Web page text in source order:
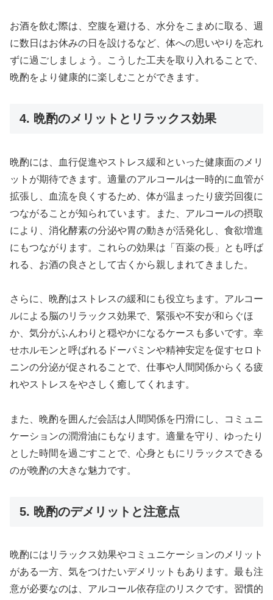
お酒を飲む際は、空腹を避ける、水分をこまめに取る、週
に数日はお休みの日を設けるなど、体への思いやりを忘れ
ずに過ごしましょう。こうした工夫を取り入れることで、
晩酌をより健康的に楽しむことができます。
4. 晩酌のメリットとリラックス効果
晩酌には、血行促進やストレス緩和といった健康面のメリ
ットが期待できます。適量のアルコールは一時的に血管が
拡張し、血流を良くするため、体が温まったり疲労回復に
つながることが知られています。また、アルコールの摂取
により、消化酵素の分泌や胃の動きが活発化し、食欲増進
にもつながります。これらの効果は「百薬の長」とも呼ば
れる、お酒の良さとして古くから親しまれてきました。
さらに、晩酌はストレスの緩和にも役立ちます。アルコー
ルによる脳のリラックス効果で、緊張や不安が和らぐほ
か、気分がふんわりと穏やかになるケースも多いです。幸
せホルモンと呼ばれるドーパミンや精神安定を促すセロト
ニンの分泌が促されることで、仕事や人間関係からくる疲
れやストレスをやさしく癒してくれます。
また、晩酌を囲んだ会話は人間関係を円滑にし、コミュニ
ケーションの潤滑油にもなります。適量を守り、ゆったり
とした時間を過ごすことで、心身ともにリラックスできる
のが晩酌の大きな魅力です。
5. 晩酌のデメリットと注意点
晩酌にはリラックス効果やコミュニケーションのメリット
がある一方、気をつけたいデメリットもあります。最も注
意が必要なのは、アルコール依存症のリスクです。習慣的